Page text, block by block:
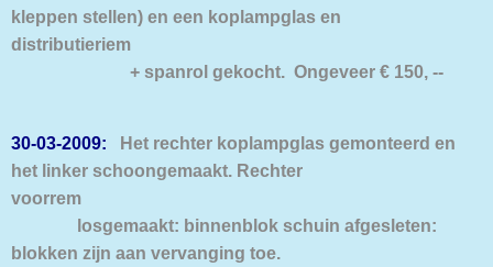
kleppen stellen) en een koplampglas en
distributieriem
+ spanrol gekocht. Ongeveer € 150, --
30-03-2009:
Het rechter koplampglas gemonteerd en
het linker schoongemaakt. Rechter
voorrem
losgemaakt: binnenblok schuin afgesleten:
blokken zijn aan vervanging toe.